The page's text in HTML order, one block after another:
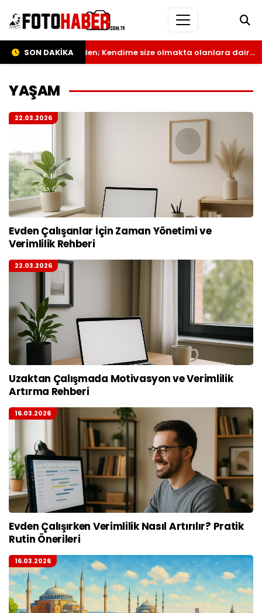
SON DAKİKA
kaleminden; Kendime size olmakta olanlara dair…
YAŞAM
22.03.2026
Evden Çalışanlar İçin Zaman Yönetimi ve
Verimlilik Rehberi
22.03.2026
Uzaktan Çalışmada Motivasyon ve Verimlilik
Artırma Rehberi
16.03.2026
Evden Çalışırken Verimlilik Nasıl Artırılır? Pratik
Rutin Önerileri
16.03.2026